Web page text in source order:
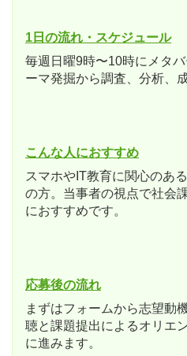
1日の流れ・スケジュール
毎週日曜9時〜10時にメタ
ーマ発掘から調査、分析、
こんな人におすすめ
スマホやIT教育に関心のあ
の方。当事者の視点で社会
におすすめです。
応募後の流れ
まずはフォームから志望動
聴と課題提出によるオリエ
に進みます。